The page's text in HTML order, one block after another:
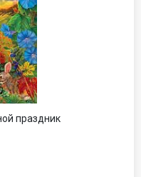
праздник